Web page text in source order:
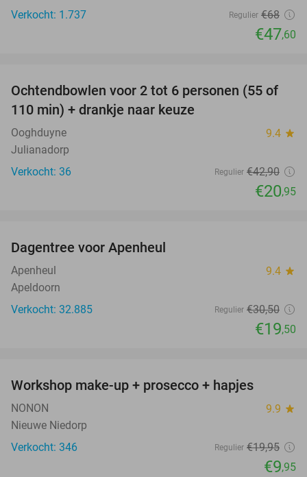
Verkocht: 1.737
Regulier €68
€47,60
51%
Ochtendbowlen voor 2 tot 6 personen (55 of
110 min) + drankje naar keuze
Ooghduyne 9.4 star
Julianadorp
Verkocht: 36
Regulier €42,90
€20,95
Dagentree voor Apenheul
Apenheul 9.4 star
Apeldoorn
Verkocht: 32.885
Regulier €30,50
€19,50
Workshop make-up + prosecco + hapjes
NONON 9.9 star
Nieuwe Niedorp
Verkocht: 346
Regulier €19,95
€9,95